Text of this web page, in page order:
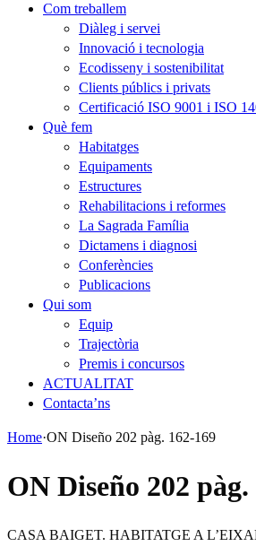
Com treballem
Diàleg i servei
Innovació i tecnologia
Ecodisseny i sostenibilitat
Clients públics i privats
Certificació ISO 9001 i ISO
Què fem
Habitatges
Equipaments
Estructures
Rehabilitacions i reformes
La Sagrada Família
Dictamens i diagnosi
Conferències
Publicacions
Qui som
Equip
Trajectòria
Premis i concursos
ACTUALITAT
Contacta’ns
Home·ON Diseño 202 pàg. 162-169
ON Diseño 202 pàg.
CASA BAIGET. HABITATGE A